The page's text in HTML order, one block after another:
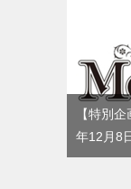
【特別
年12月8